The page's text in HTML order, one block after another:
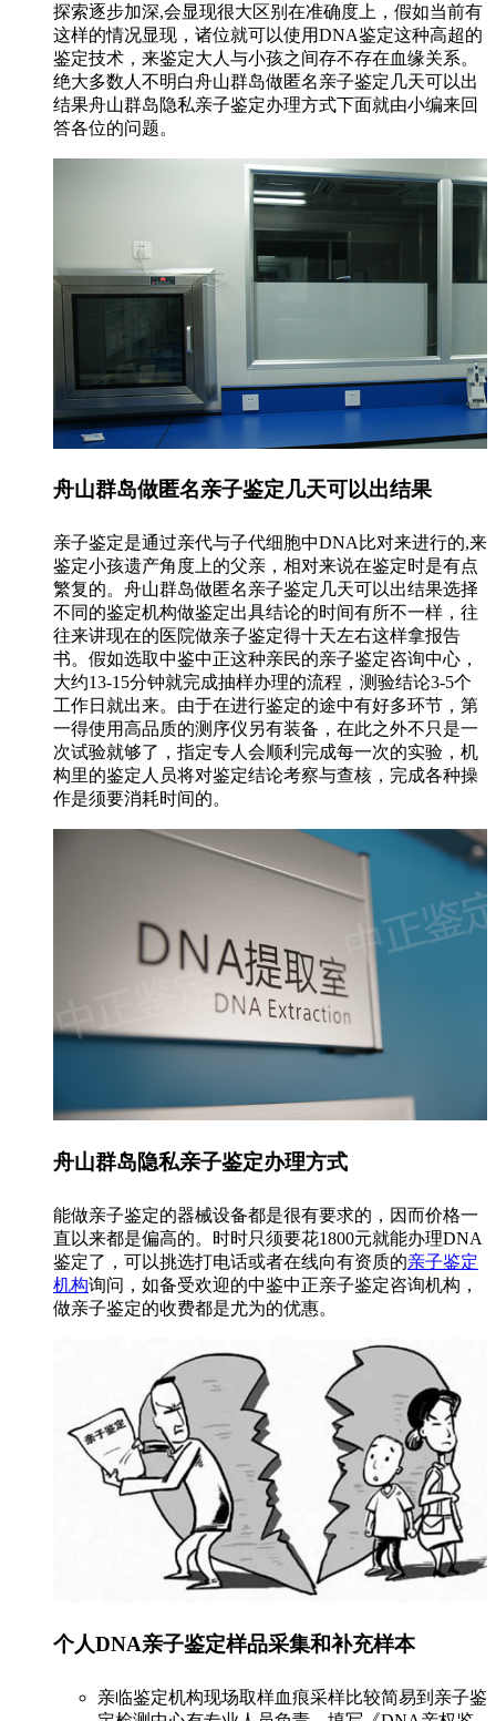
探索逐步加深,会显现很大区别在准确度上，假如当前有
这样的情况显现，诸位就可以使用DNA鉴定这种高超的
鉴定技术，来鉴定大人与小孩之间存不存在血缘关系。
绝大多数人不明白舟山群岛做匿名亲子鉴定几天可以出
结果舟山群岛隐私亲子鉴定办理方式下面就由小编来回
答各位的问题。
舟山群岛做匿名亲子鉴定几天可以出结果
亲子鉴定是通过亲代与子代细胞中DNA比对来进行的,来
鉴定小孩遗产角度上的父亲，相对来说在鉴定时是有点
繁复的。舟山群岛做匿名亲子鉴定几天可以出结果选择
不同的鉴定机构做鉴定出具结论的时间有所不一样，往
往来讲现在的医院做亲子鉴定得十天左右这样拿报告
书。假如选取中鉴中正这种亲民的亲子鉴定咨询中心，
大约13-15分钟就完成抽样办理的流程，测验结论3-5个
工作日就出来。由于在进行鉴定的途中有好多环节，第
一得使用高品质的测序仪另有装备，在此之外不只是一
次试验就够了，指定专人会顺利完成每一次的实验，机
构里的鉴定人员将对鉴定结论考察与查核，完成各种操
作是须要消耗时间的。
舟山群岛隐私亲子鉴定办理方式
能做亲子鉴定的器械设备都是很有要求的，因而价格一
直以来都是偏高的。时时只须要花1800元就能办理DNA
鉴定了，可以挑选打电话或者在线向有资质的亲子鉴定
机构询问，如备受欢迎的中鉴中正亲子鉴定咨询机构，
做亲子鉴定的收费都是尤为的优惠。
个人DNA亲子鉴定样品采集和补充样本
亲临鉴定机构现场取样血痕采样比较简易到亲子鉴